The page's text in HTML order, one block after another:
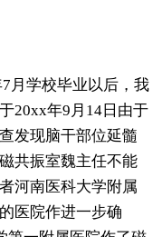
学校毕业以后，我
20xx年9月14日由于
发现脑干部位延髓
共振室魏主任不能
河南医科大学附属
医院作进一步确